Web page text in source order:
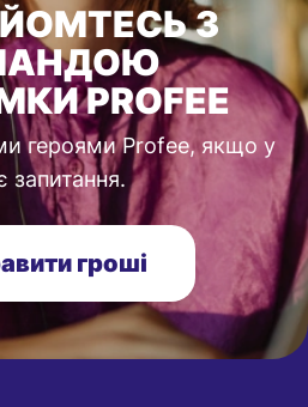
З
PROFEE
героями Profee, якщо у
запитання.
гроші